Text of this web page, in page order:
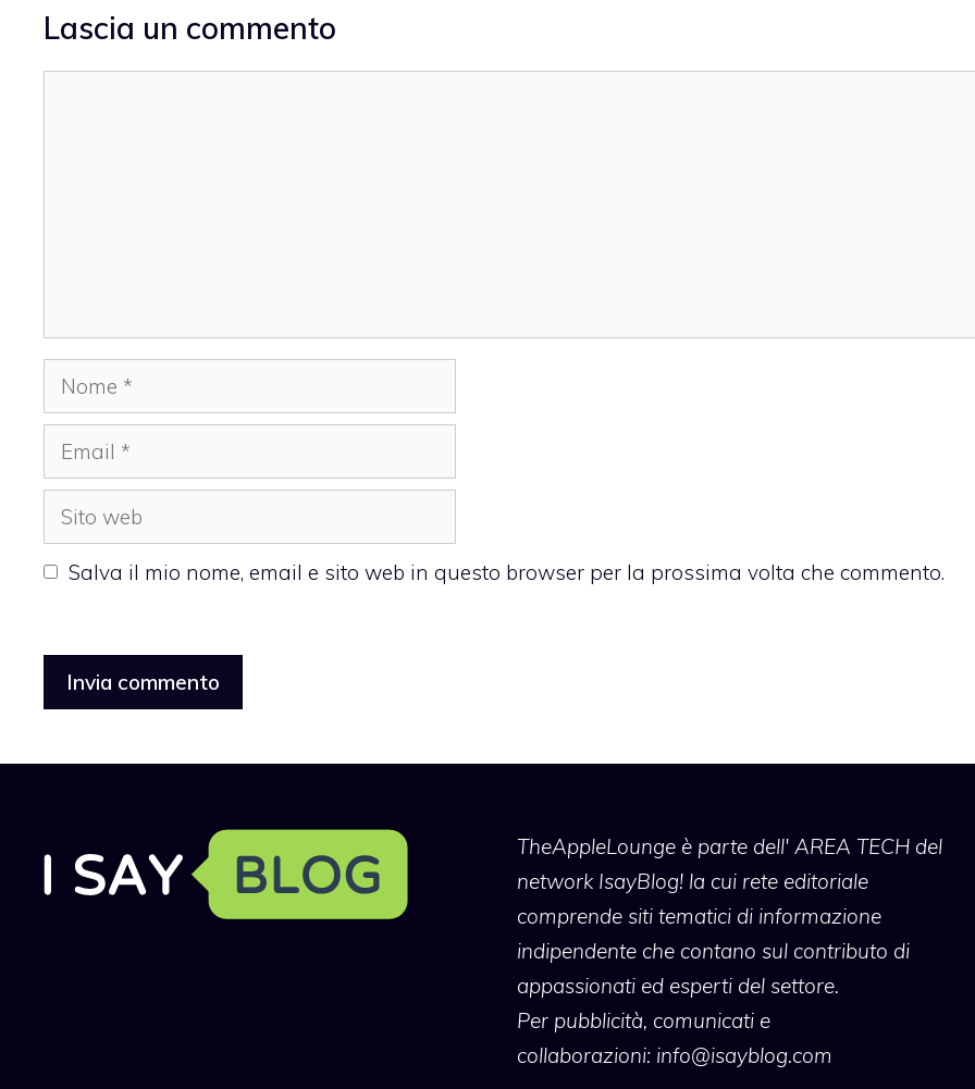
Lascia un commento
Nome
Email
Sito
web
Salva il mio nome, email e sito web in questo browser per la prossima volta che commento.
TheAppleLoungeè parte dell' AREA TECH del
network IsayBlog! la cui rete editoriale
comprende siti tematici di informazione
indipendente che contano sul contributo di
appassionati ed esperti del settore.
Per pubblicità, comunicati e
collaborazioni: info@isayblog.com